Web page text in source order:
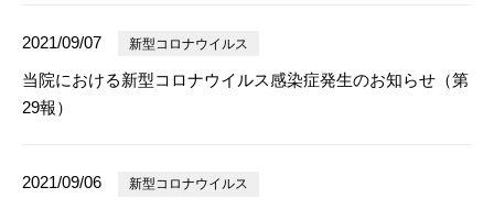
2021/09/07 新型コロナウイルス
当院における新型コロナウイルス感染症発生のお知らせ（第
29報）
2021/09/06 新型コロナウイルス